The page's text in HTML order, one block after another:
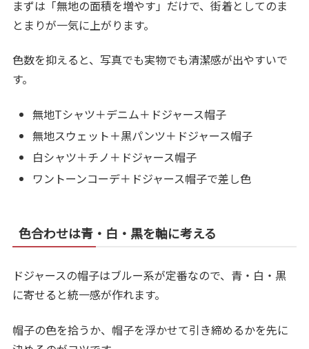
まずは「無地の面積を増やす」だけで、街着としてのま
とまりが一気に上がります。
色数を抑えると、写真でも実物でも清潔感が出やすいで
す。
無地Tシャツ＋デニム＋ドジャース帽子
無地スウェット＋黒パンツ＋ドジャース帽子
白シャツ＋チノ＋ドジャース帽子
ワントーンコーデ＋ドジャース帽子で差し色
色合わせは青・白・黒を軸に考える
ドジャースの帽子はブルー系が定番なので、青・白・黒
に寄せると統一感が作れます。
帽子の色を拾うか、帽子を浮かせて引き締めるかを先に